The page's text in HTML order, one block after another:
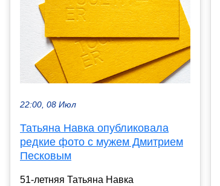
22:00, 08 Июл
Татьяна Навка опубликовала
редкие фото с мужем Дмитрием
Песковым
51-летняя Татьяна Навка